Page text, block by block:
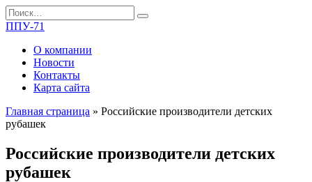
Перейти
к
Search
for:
ППУ-71
О компании
Новости
Контакты
Карта сайта
Главная страница » Российские производители детских
рубашек
Российские производители детских
рубашек